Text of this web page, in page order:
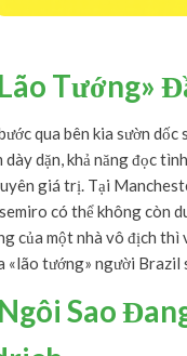
Tướng»
qua bên kia sườn
dày dặn, khả năng đọc
giá trị. Tại
có thể không còn
của một nhà vô địch
«lão tướng» người Brazil
Sao